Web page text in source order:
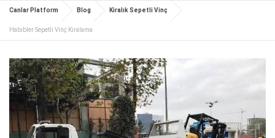
Canlar Platform Blog Kiralık Sepetli Vinç
Habibler Sepetli Vinç Kiralama